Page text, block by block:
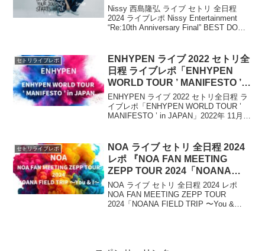
Anniversary Final” BEST DOME
TOUR』
Nissy 西島隆弘 ライブ セトリ 全日程
2024 ライブレポ Nissy Entertainment
“Re:10th Anniversary Final” BEST DOME
セトリライブレポ
ENHYPEN ライブ 2022 セトリ全
日程 ライブレポ「ENHYPEN
WORLD TOUR ’ MANIFESTO ’
in JAPAN」
ENHYPEN ライブ 2022 セトリ全日程 ラ
イブレポ「ENHYPEN WORLD TOUR ’
MANIFESTO ’ in JAPAN」2022年 11月1
セトリライブレポ
NOA ライブ セトリ 全日程 2024
レポ 『NOA FAN MEETING
ZEPP TOUR 2024「NOANA
FIELD TRIP 〜You & I〜」』
NOA ライブ セトリ 全日程 2024 レポ
NOA FAN MEETING ZEPP TOUR
2024「NOANA FIELD TRIP 〜You &